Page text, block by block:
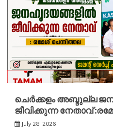
ചെർക്കളം അബ്ദുല്ല
ജീവിക്കുന്ന നേതാവ്
July 28, 2026